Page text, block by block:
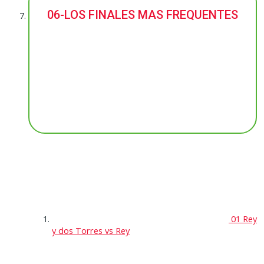
06-LOS FINALES MAS FREQUENTES
01 Rey
y dos Torres vs Rey